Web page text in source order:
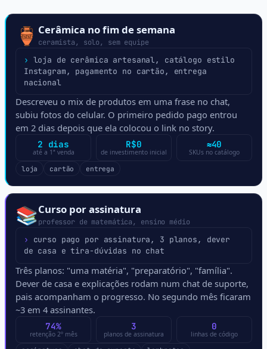
🏺 Cerâmica no fim de semana
ceramista, solo, sem equipe
› loja de cerâmica artesanal, catálogo estilo
Instagram, pagamento no cartão, entrega
nacional
Descreveu o mix de produtos em uma frase no chat,
subiu fotos do celular. O primeiro pedido pago entrou
em 2 dias depois que ela colocou o link no story.
2 dias
até a 1ª venda
R$0
de investimento inicial
≈40
SKUs no catálogo
loja
cartão entrega
📚Curso por assinatura
professor de matemática, ensino médio
› curso pago por assinatura, 3 planos, dever
de casa e tira-dúvidas no chat
Três planos: "uma matéria", "preparatório", "família".
Dever de casa e explicações rodam num chat de suporte,
pais acompanham o progresso. No segundo mês ficaram
~3 em 4 assinantes.
74%
retenção 2º mês
3
planos de assinatura
0
linhas de código